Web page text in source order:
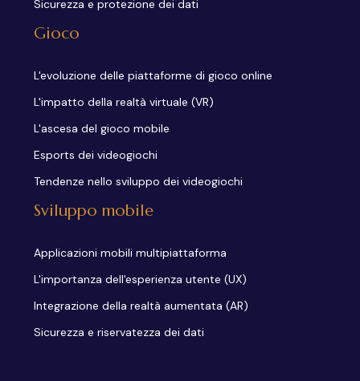
Sicurezza e protezione dei dati
Gioco
L'evoluzione delle piattaforme di gioco online
L'impatto della realtà virtuale (VR)
L'ascesa del gioco mobile
Esports dei videogiochi
Tendenze nello sviluppo dei videogiochi
Sviluppo mobile
Applicazioni mobili multipiattaforma
L'importanza dell'esperienza utente (UX)
Integrazione della realtà aumentata (AR)
Sicurezza e riservatezza dei dati